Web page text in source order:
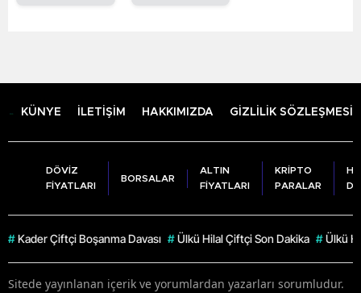
KÜNYE İLETİŞİM HAKKIMIZDA GİZLİLİK SÖZLEŞMESİ
DÖVİZ
FİYATLARI
BORSALAR
ALTIN
FİYATLARI
KRİPTO
PARALAR
# Kader Çiftçi Boşanma Davası # Ülkü Hilal Çiftçi Son Dakika # Ülkü
Sitede yayınlanan içerik ve yorumlardan yazarları sorumludur.